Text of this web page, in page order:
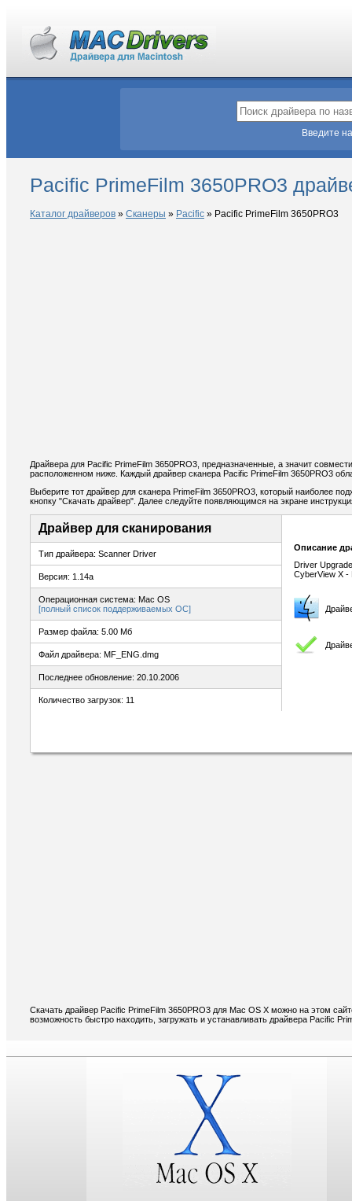
Введите
Pacific PrimeFilm 3650PRO3
Каталог драйверов » Сканеры » Pacific » Pacific PrimeFilm 3650PRO3
Драйвера для Pacific PrimeFilm 3650PRO3, предназначенные, а значит
расположенном ниже. Каждый драйвер сканера Pacific PrimeFilm 3650PRO3
Выберите тот драйвер для сканера PrimeFilm 3650PRO3, который наиболее
кнопку "Скачать драйвер". Далее следуйте появляющимся на экране
Драйвер для сканирования
Тип драйвера: Scanner Driver
Версия: 1.14a
Операционная система: Mac OS
[полный список поддерживаемых ОС]
Размер файла: 5.00 Мб
Файл драйвера: MF_ENG.dmg
Последнее обновление: 20.10.2006
Количество загрузок: 11
Описание
Driver
CyberView X -
Скачать драйвер Pacific PrimeFilm 3650PRO3 для Mac OS X можно на этом
возможность быстро находить, загружать и устанавливать драйвера Pacific